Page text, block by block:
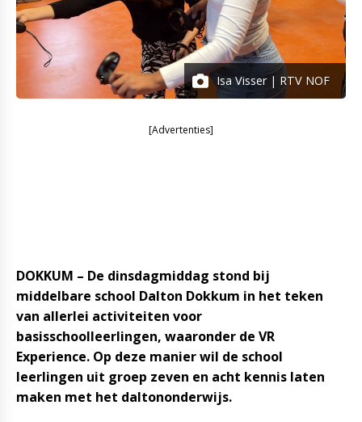
Isa Visser | RTV NOF
[Advertenties]
DOKKUM – De dinsdagmiddag stond bij
middelbare school Dalton Dokkum in het teken
van allerlei activiteiten voor
basisschoolleerlingen, waaronder de VR
Experience. Op deze manier wil de school
leerlingen uit groep zeven en acht kennis laten
maken met het daltononderwijs.